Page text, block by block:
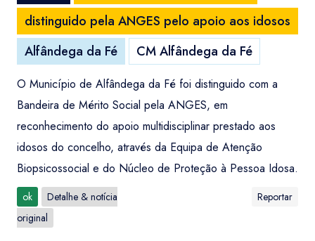
distinguido pela ANGES pelo apoio aos idosos
Alfândega da Fé
CM Alfândega da Fé
O Município de Alfândega da Fé foi distinguido com a
Bandeira de Mérito Social pela ANGES, em
reconhecimento do apoio multidisciplinar prestado aos
idosos do concelho, através da Equipa de Atenção
Biopsicossocial e do Núcleo de Proteção à Pessoa Idosa.
ok
Detalhe & notícia
original
Reportar